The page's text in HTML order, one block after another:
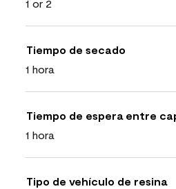
1 or 2
Tiempo de secado
1 hora
Tiempo de espera entre
1 hora
Tipo de vehículo de resina